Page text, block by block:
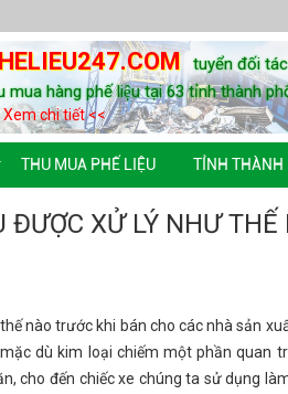
tuyển đối
mua hàng phế liệu tại 63 tỉnh thành
Xem chi tiết <<
THU MUA PHẾ LIỆU TỈNH THÀNH
ĐƯỢC XỬ LÝ NHƯ
nào trước khi bán cho các nhà sản
dù kim loại chiếm một phần quan
cho đến chiếc xe chúng ta sử dụng